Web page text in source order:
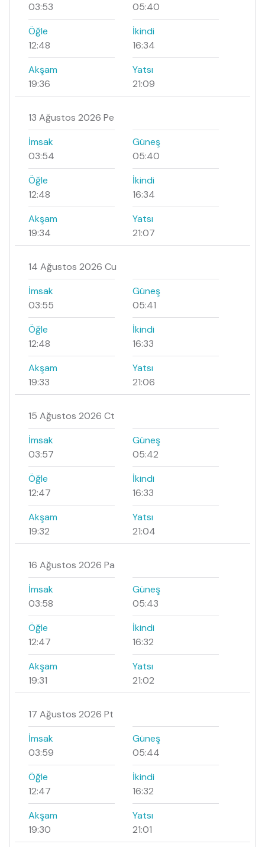
03:53
05:40
Öğle
12:48
İkindi
16:34
Akşam
19:36
Yatsı
21:09
13 Ağustos 2026 Pe
İmsak
03:54
Güneş
05:40
Öğle
12:48
İkindi
16:34
Akşam
19:34
Yatsı
21:07
14 Ağustos 2026 Cu
İmsak
03:55
Güneş
05:41
Öğle
12:48
İkindi
16:33
Akşam
19:33
Yatsı
21:06
15 Ağustos 2026 Ct
İmsak
03:57
Güneş
05:42
Öğle
12:47
İkindi
16:33
Akşam
19:32
Yatsı
21:04
16 Ağustos 2026 Pa
İmsak
03:58
Güneş
05:43
Öğle
12:47
İkindi
16:32
Akşam
19:31
Yatsı
21:02
17 Ağustos 2026 Pt
İmsak
03:59
Güneş
05:44
Öğle
12:47
İkindi
16:32
Akşam
19:30
Yatsı
21:01